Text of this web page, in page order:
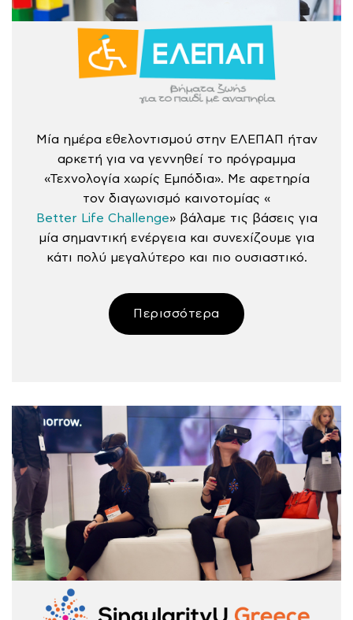
Μία ημέρα εθελοντισμού στην ΕΛΕΠΑΠ ήταν
αρκετή για να γεννηθεί το πρόγραμμα
«Τεχνολογία χωρίς Εμπόδια». Με αφετηρία
τον διαγωνισμό καινοτομίας «
Better Life Challenge» βάλαμε τις βάσεις για
μία σημαντική ενέργεια και συνεχίζουμε για
κάτι πολύ μεγαλύτερο και πιο ουσιαστικό.
Περισσότερα